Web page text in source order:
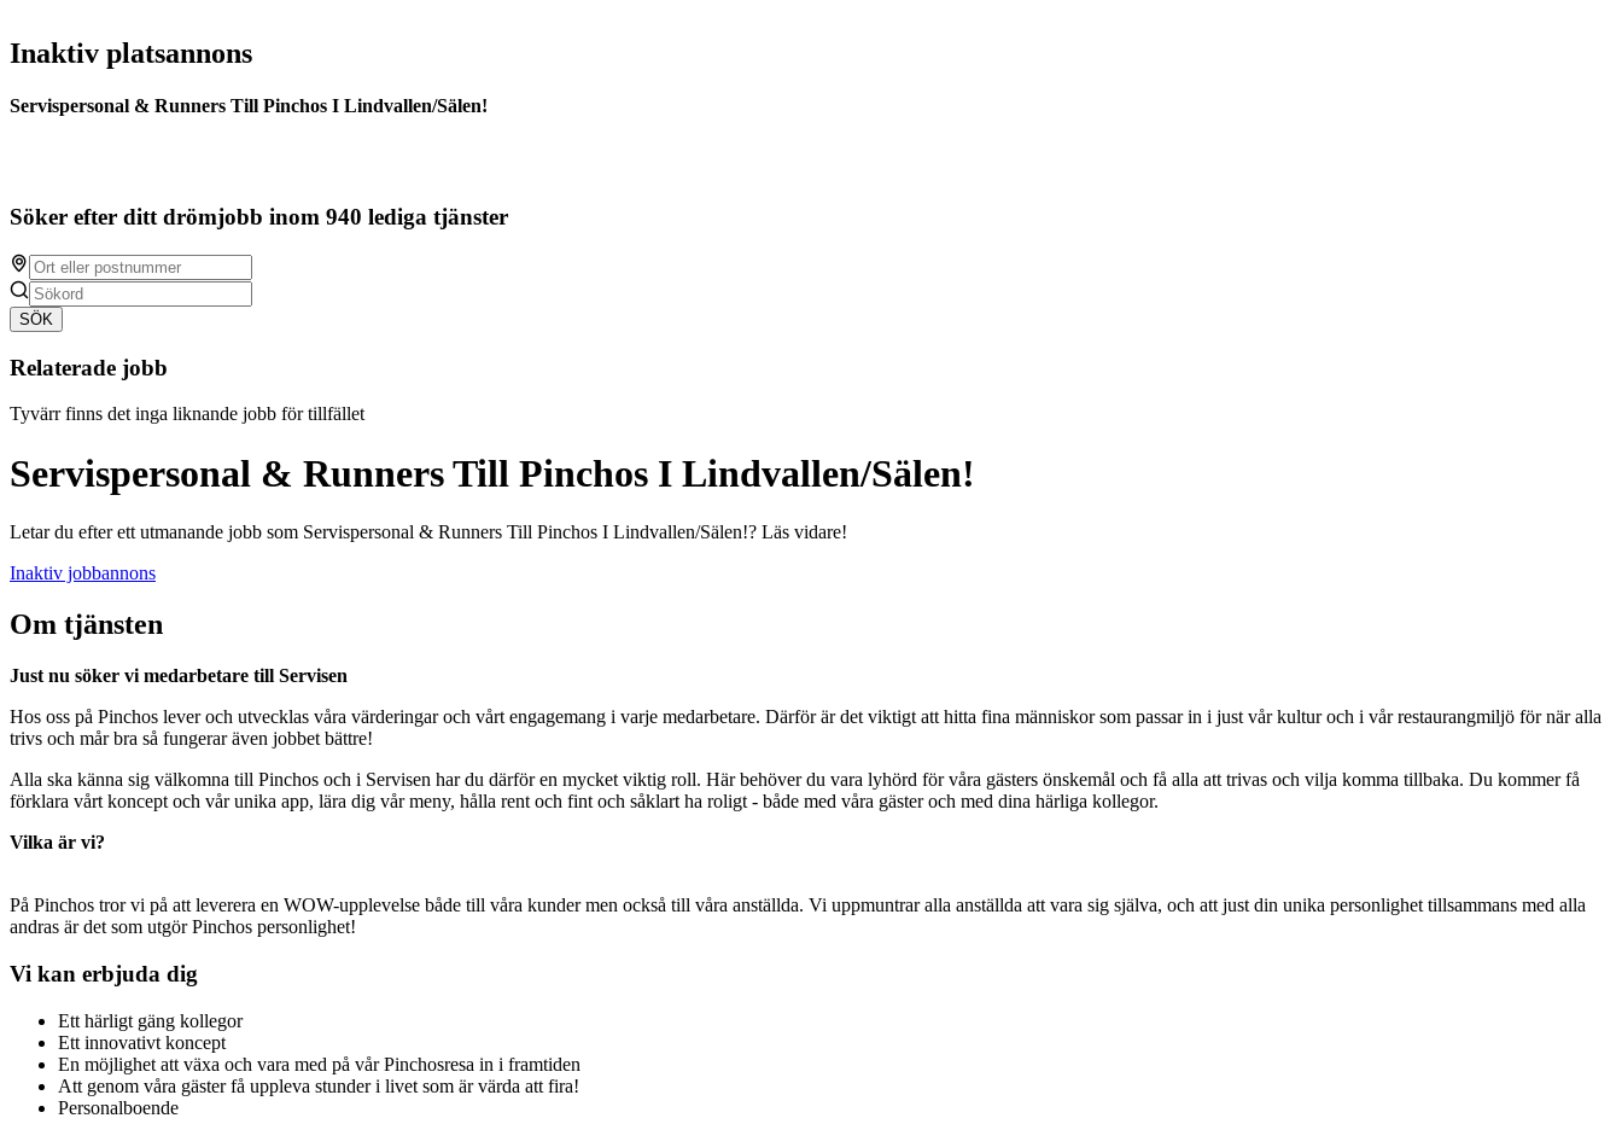
Inaktiv platsannons
Servispersonal & Runners Till Pinchos I Lindvallen/Sälen!
Söker efter ditt drömjobb inom 940 lediga tjänster
SÖK
Relaterade jobb
Tyvärr finns det inga liknande jobb för tillfället
Servispersonal & Runners Till Pinchos I Lindvallen/Sälen!
Letar du efter ett utmanande jobb som Servispersonal & Runners Till Pinchos I Lindvallen/Sälen!? Läs vidare!
Inaktiv jobbannons
Om tjänsten
Just nu söker vi medarbetare till Servisen
Hos oss på Pinchos lever och utvecklas våra värderingar och vårt engagemang i varje medarbetare. Därför är det viktigt att hitta fina människor som passar in i just vår kultur och i vår restaurangmiljö för när alla
trivs och mår bra så fungerar även jobbet bättre!
Alla ska känna sig välkomna till Pinchos och i Servisen har du därför en mycket viktig roll. Här behöver du vara lyhörd för våra gästers önskemål och få alla att trivas och vilja komma tillbaka. Du kommer få
förklara vårt koncept och vår unika app, lära dig vår meny, hålla rent och fint och såklart ha roligt - både med våra gäster och med dina härliga kollegor.
Vilka är vi?
På Pinchos tror vi på att leverera en WOW-upplevelse både till våra kunder men också till våra anställda. Vi uppmuntrar alla anställda att vara sig själva, och att just din unika personlighet tillsammans med alla
andras är det som utgör Pinchos personlighet!
Vi kan erbjuda dig
Ett härligt gäng kollegor
Ett innovativt koncept
En möjlighet att växa och vara med på vår Pinchosresa in i framtiden
Att genom våra gäster få uppleva stunder i livet som är värda att fira!
Personalboende